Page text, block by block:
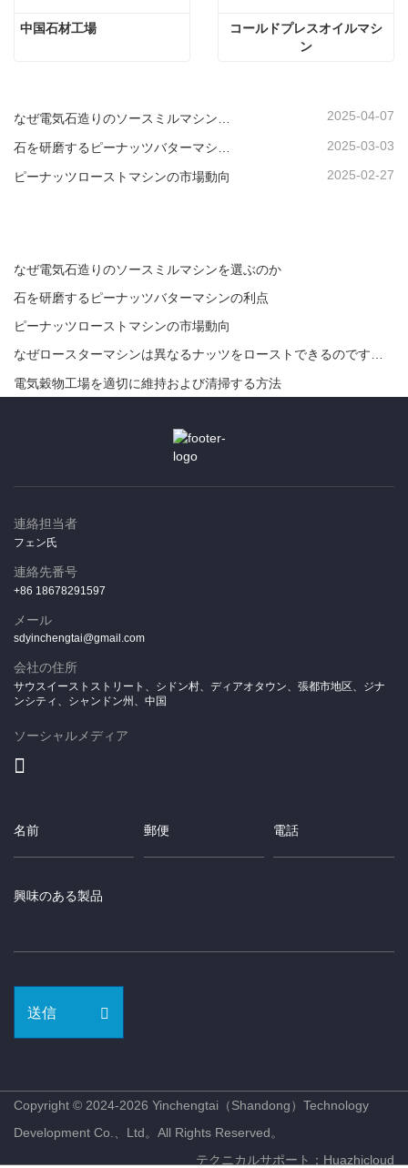
中国石材工場
コールドプレスオイルマシ
ン
2025-04-07
2025-03-03
ピーナッツローストマシンの市場動向 2025-02-27
なぜ電気石造りのソースミルマシンを選ぶのか
石を研磨するピーナッツバターマシンの利点
ピーナッツローストマシンの市場動向
なぜロースターマシンは異なるナッツをローストできるのですか？
電気穀物工場を適切に維持および清掃する方法
連絡担当者
フェン氏
連絡先番号
+86 18678291597
メール
sdyinchengtai@gmail.com
会社の住所
サウスイーストストリート、シドン村、ディアオタウン、張都市地区、ジナ
ンシティ、シャンドン州、中国
ソーシャルメディア
送信
Copyright © 2024-2026 Yinchengtai（Shandong）Technology
Development Co.、Ltd。All Rights Reserved。
テクニカルサポート：Huazhicloud